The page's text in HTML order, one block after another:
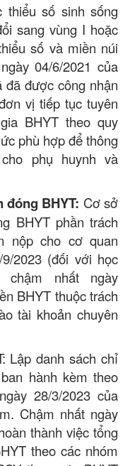
số sinh sống
sang vùng I hoặc
số và miền núi
04/6/2021 của
được công nhận
vị tiếp tục tuyên
BHYT theo quy
phù hợp để thông
phụ huynh và
BHYT: Cơ sở
BHYT phần trách
nộp cho cơ quan
2023 (đối với học
nhất ngày
BHYT thuộc trách
tài khoản chuyên
danh sách chỉ
hành kèm theo
28/3/2023 của
Chậm nhất ngày
thành việc tổng
theo các nhóm